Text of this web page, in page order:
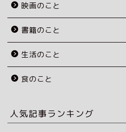
映画のこと
書籍のこと
生活のこと
食のこと
人気記事ランキング